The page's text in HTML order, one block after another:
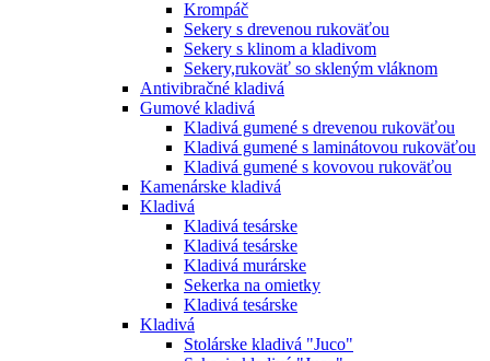
Krompáč
Sekery s drevenou rukoväťou
Sekery s klinom a kladivom
Sekery,rukoväť so skleným vláknom
Antivibračné kladivá
Gumové kladivá
Kladivá gumené s drevenou rukoväťou
Kladivá gumené s laminátovou rukoväťou
Kladivá gumené s kovovou rukoväťou
Kamenárske kladivá
Kladivá
Kladivá tesárske
Kladivá tesárske
Kladivá murárske
Sekerka na omietky
Kladivá tesárske
Kladivá
Stolárske kladivá "Juco"